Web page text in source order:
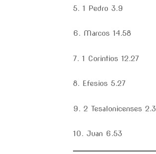
5. 1 Pedro 3.9
6. Marcos 14.58
7. 1 Corintios 12.27
8. Efesios 5.27
9. 2 Tesalonicenses 2.3
10. Juan 6.53